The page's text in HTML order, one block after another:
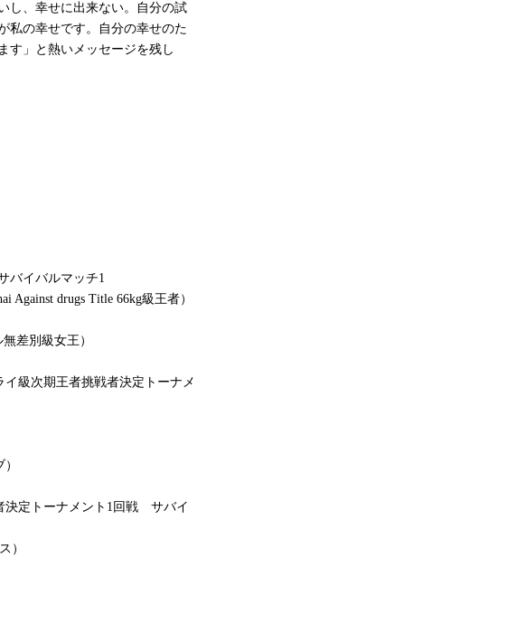
し、幸せに出来ない。自分の試
私の幸せです。自分の幸せのた
す」と熱いメッセージを残し
イバルマッチ1
Against drugs Title 66kg級王者）
無差別級女王）
級次期王者挑戦者決定トーナメ
定トーナメント1回戦 サバイ
）